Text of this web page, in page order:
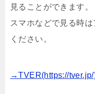
見ることができます。
スマホなどで見る時
ください。
→TVER(https://tver.jp/